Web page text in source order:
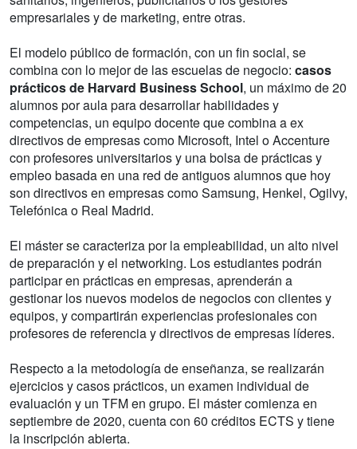
empresariales y de marketing, entre otras.
El modelo público de formación, con un fin social, se
combina con lo mejor de las escuelas de negocio: casos
prácticos de Harvard Business School, un máximo de 20
alumnos por aula para desarrollar habilidades y
competencias, un equipo docente que combina a ex
directivos de empresas como Microsoft, Intel o Accenture
con profesores universitarios y una bolsa de prácticas y
empleo basada en una red de antiguos alumnos que hoy
son directivos en empresas como Samsung, Henkel, Ogilvy,
Telefónica o Real Madrid.
El máster se caracteriza por la empleabilidad, un alto nivel
de preparación y el networking. Los estudiantes podrán
participar en prácticas en empresas, aprenderán a
gestionar los nuevos modelos de negocios con clientes y
equipos, y compartirán experiencias profesionales con
profesores de referencia y directivos de empresas líderes.
Respecto a la metodología de enseñanza, se realizarán
ejercicios y casos prácticos, un examen individual de
evaluación y un TFM en grupo. El máster comienza en
septiembre de 2020, cuenta con 60 créditos ECTS y tiene
la inscripción abierta.